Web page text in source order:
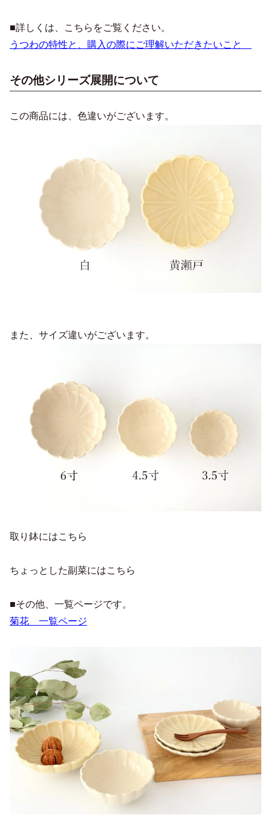
■詳しくは、こちらをご覧ください。
うつわの特性と、購入の際にご理解いただきたいこと
その他シリーズ展開について
この商品には、色違いがございます。
また、サイズ違いがございます。
取り鉢にはこちら
ちょっとした副菜にはこちら
■その他、一覧ページです。
菊花 一覧ページ